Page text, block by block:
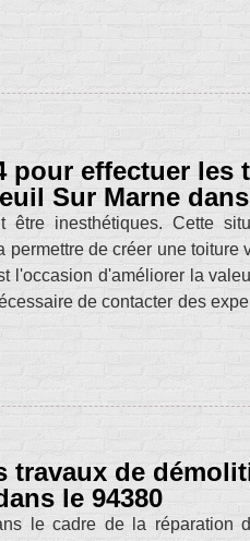
pour effectuer les
Sur Marne dans
être inesthétiques. Cette
de créer une toiture
l'occasion d'améliorer la
de contacter des
travaux de
le 94380
le cadre de la réparation